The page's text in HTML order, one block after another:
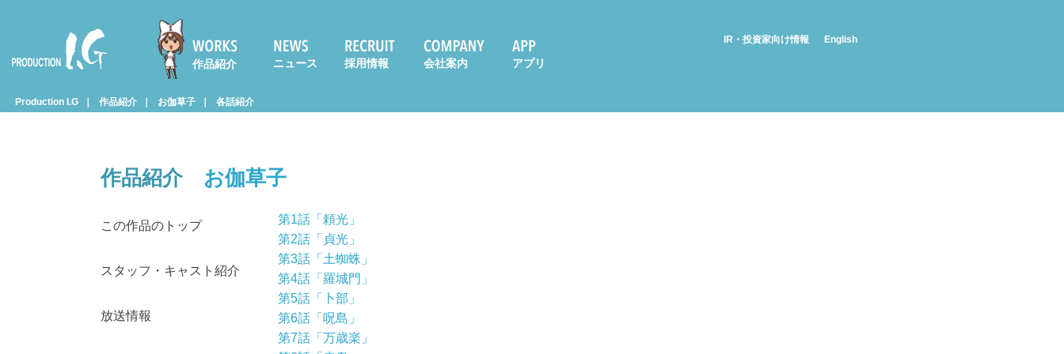
Prod
作品紹介 ニュース 採用情報 会社案内 アプリ
IR・投資家向け情報 English
Production I.G 作品紹介 お伽草子 各話紹介
作品紹介 お伽草子
この作品のトップ
スタッフ・キャスト紹介
放送情報
第1話「頼光」
第2話「貞光」
第3話「土蜘蛛」
第4話「羅城門」
第5話「卜部」
第6話「呪島」
第7話「万歳楽」